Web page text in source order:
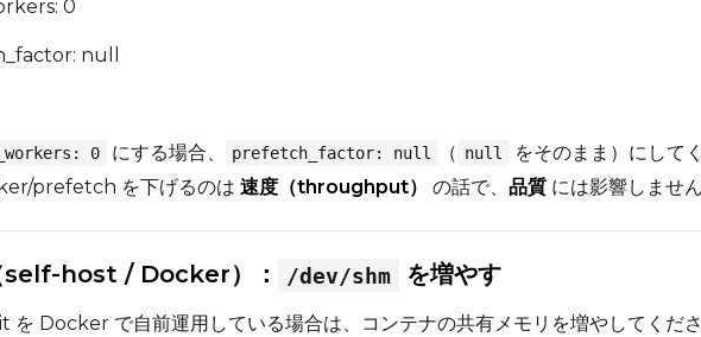
0
null
0 にする場合、 prefetch_factor: null （ null
をそのまま）にして
prefetch を下げるのは 速度（throughput） の話で、 品質 には影響しませ
self-host / Docker）： /dev/shm を増やす
を Docker で自前運用している場合は、コンテナの共有メモリを増やしてくだ